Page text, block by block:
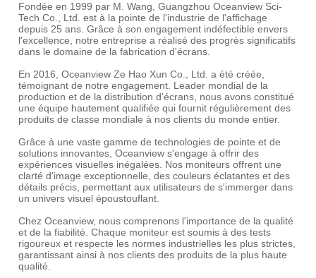
Fondée en 1999 par M. Wang, Guangzhou Oceanview Sci-
Tech Co., Ltd. est à la pointe de l'industrie de l'affichage
depuis 25 ans. Grâce à son engagement indéfectible envers
l'excellence, notre entreprise a réalisé des progrès significatifs
dans le domaine de la fabrication d'écrans.
En 2016, Oceanview Ze Hao Xun Co., Ltd. a été créée,
témoignant de notre engagement. Leader mondial de la
production et de la distribution d'écrans, nous avons constitué
une équipe hautement qualifiée qui fournit régulièrement des
produits de classe mondiale à nos clients du monde entier.
Grâce à une vaste gamme de technologies de pointe et de
solutions innovantes, Oceanview s'engage à offrir des
expériences visuelles inégalées. Nos moniteurs offrent une
clarté d'image exceptionnelle, des couleurs éclatantes et des
détails précis, permettant aux utilisateurs de s'immerger dans
un univers visuel époustouflant.
Chez Oceanview, nous comprenons l'importance de la qualité
et de la fiabilité. Chaque moniteur est soumis à des tests
rigoureux et respecte les normes industrielles les plus strictes,
garantissant ainsi à nos clients des produits de la plus haute
qualité.